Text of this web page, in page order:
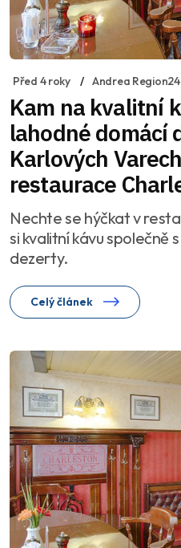
Před 4 roky Andrea Region24
Kam na kvalitní
lahodné domácí
Karlových
restaurace
Nechte se hýčkat v
si kvalitní kávu společně
dezerty.
Celý článek